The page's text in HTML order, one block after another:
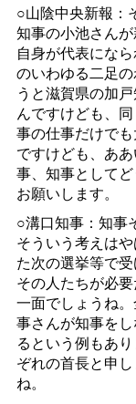
○山陰中央新報：
知事の小池さん
自身が代表にな
のいわゆる二足
うと滋賀県の加
んですけども、
事の仕事だけで
ですけども、あ
事、知事として
お願いします。
○溝口知事：知事
そういう考えは
た次の選挙等で
その人たちが必
一面でしょうね
事さんが知事を
るという例もあ
ぞれの首長と申
ね。